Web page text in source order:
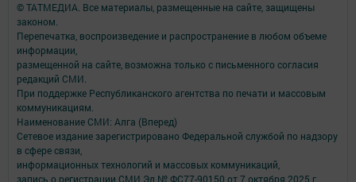
© ТАТМЕДИА. Все материалы, размещенные на сайте, защищены
законом.
Перепечатка, воспроизведение и распространение в любом объеме
информации,
размещенной на сайте, возможна только с письменного согласия
редакций СМИ.
При поддержке Республиканского агентства по печати и массовым
коммуникациям.
Наименование СМИ: Алга (Вперед)
Сетевое издание зарегистрировано Федеральной службой по надзору
в сфере связи,
информационных технологий и массовых коммуникаций,
запись о регистрации СМИ Эл № ФС77-90150 от 7 октября 2025 г.